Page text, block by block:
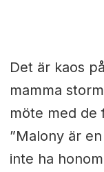
Det är kaos
mamma
möte med de
”Malony är
inte ha